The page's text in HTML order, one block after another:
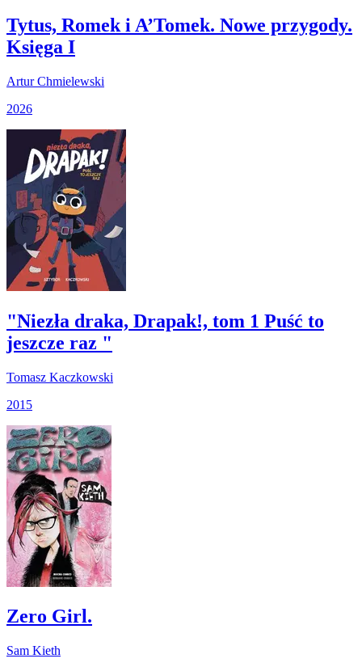
Tytus, Romek i A’Tomek. Nowe przygody.
Księga I
Artur Chmielewski
2026
"Niezła draka, Drapak!, tom 1 Puść to
jeszcze raz "
Tomasz Kaczkowski
2015
Zero Girl.
Sam Kieth